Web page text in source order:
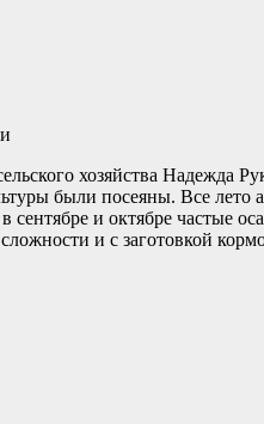
хозяйства Надежда
были посеяны. Все лето
и октябре частые
и с заготовкой